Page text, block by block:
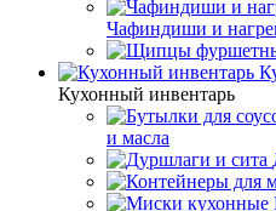
Чафиндиши и
Кухонный инвентарь
и масла